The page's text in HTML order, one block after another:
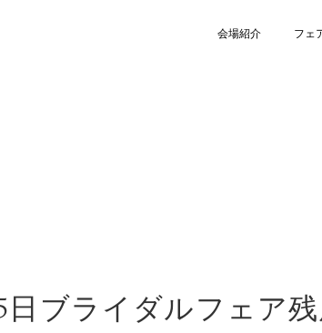
会場紹介 フェ
ブライダルフェア